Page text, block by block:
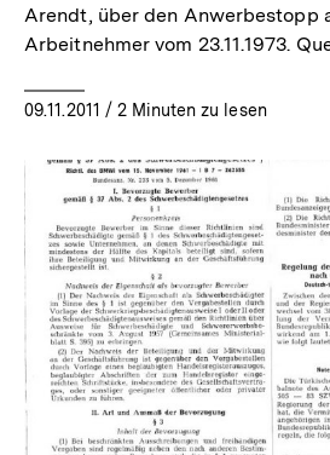
Arendt, über den Anwerbestopp
Arbeitnehmer vom 23.11.1973.
09.11.2011 / 2 Minuten zu lesen